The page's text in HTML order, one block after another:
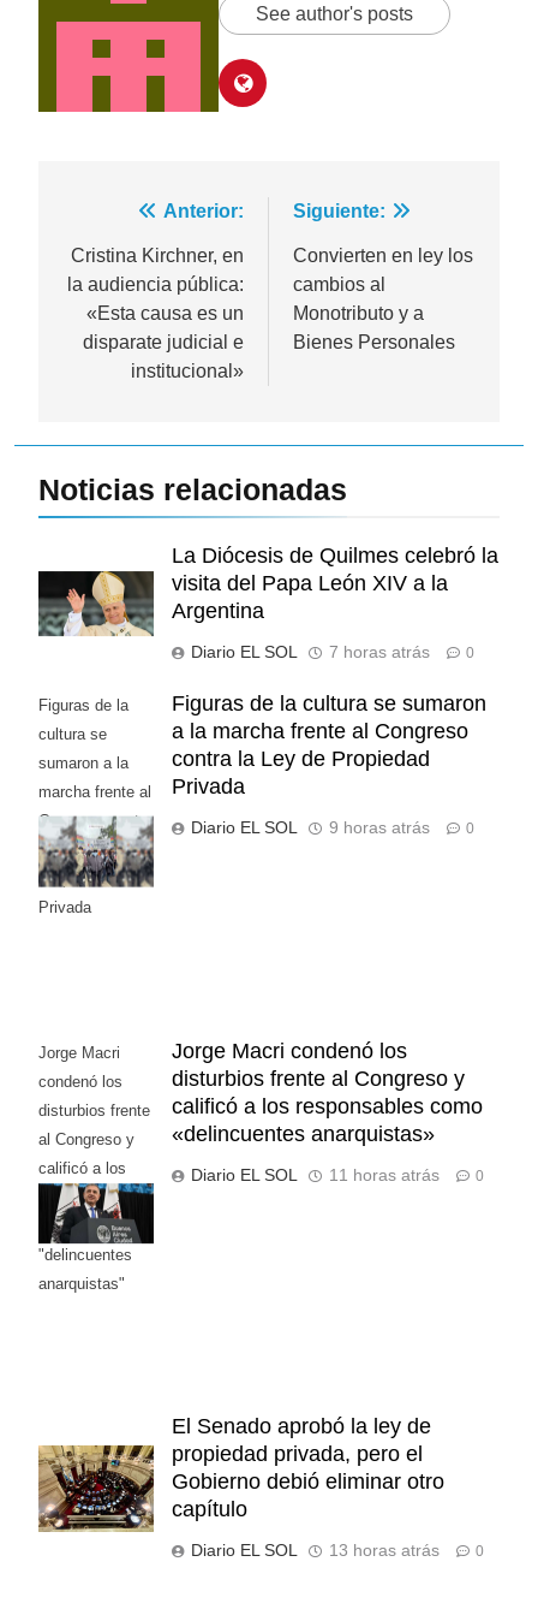
See author's posts
Navegación
de
entradas
Anterior:
Cristina Kirchner, en
la audiencia pública:
«Esta causa es un
disparate judicial e
institucional»
Siguiente:
Convierten en ley los
cambios al
Monotributo y a
Bienes Personales
Noticias relacionadas
La Diócesis de Quilmes celebró la
visita del Papa León XIV a la
Argentina
Diario EL SOL 7 horas atrás 0
Figuras de la
cultura se
sumaron a la
marcha frente al
Congreso contra
la Ley de
Propiedad
Privada
Figuras de la cultura se sumaron
a la marcha frente al Congreso
contra la Ley de Propiedad
Privada
Diario EL SOL 9 horas atrás 0
Jorge Macri
condenó los
disturbios frente
al Congreso y
calificó a los
responsables
como
"delincuentes
anarquistas"
Jorge Macri condenó los
disturbios frente al Congreso y
calificó a los responsables como
«delincuentes anarquistas»
Diario EL SOL 11 horas atrás 0
El Senado aprobó la ley de
propiedad privada, pero el
Gobierno debió eliminar otro
capítulo
Diario EL SOL 13 horas atrás 0